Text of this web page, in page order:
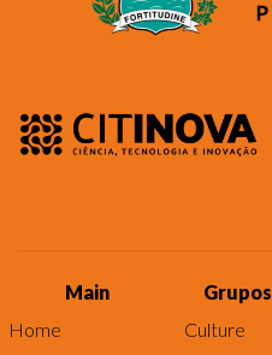
Main
Home
Grupos
Culture